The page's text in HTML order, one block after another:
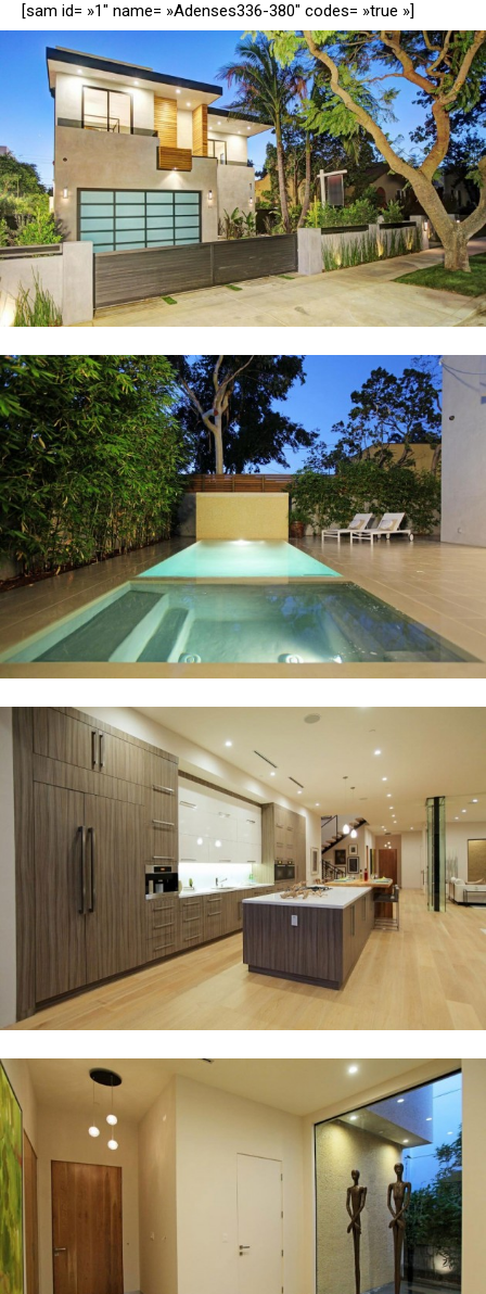
[sam id= »1″ name= »Adenses336-380″ codes= »true »]